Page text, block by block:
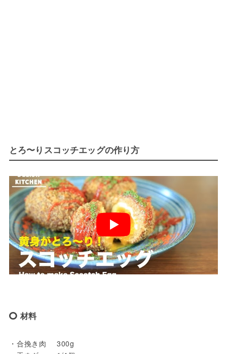
とろ〜りスコッチエッグの作り方
材料
・合挽き肉　 300g